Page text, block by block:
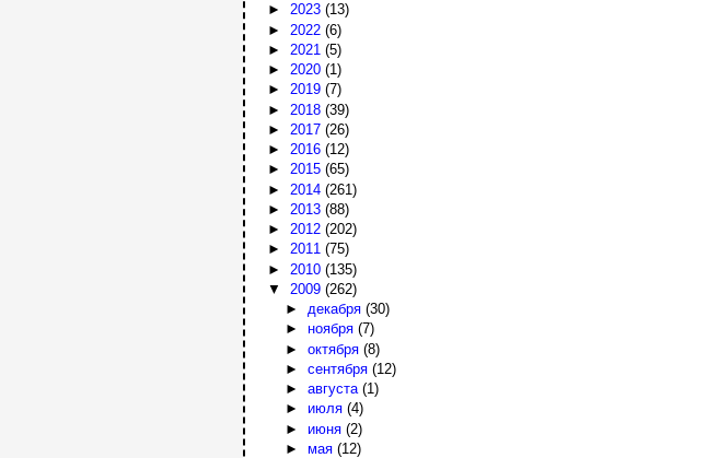
►2023(13)
► 2022(6)
► 2021(5)
►2020(1)
►2019(7)
► 2018(39)
► 2017(26)
►2016(12)
►2015(65)
► 2014(261)
► 2013(88)
►2012(202)
►2011(75)
► 2010(135)
▼ 2009(262)
► декабря (30)
► ноября (7)
► октября (8)
► сентября (12)
► августа (1)
► июля (4)
► июня (2)
► мая (12)